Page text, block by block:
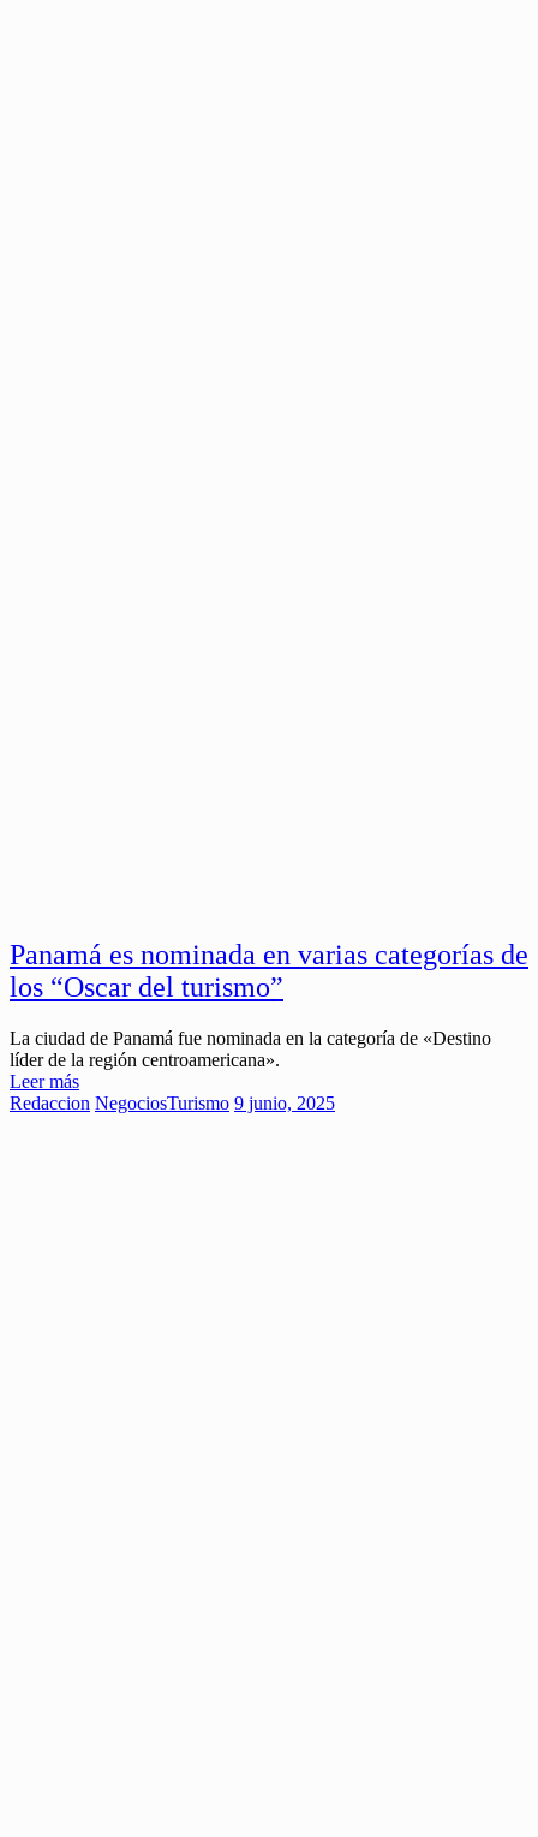
Panamá es nominada en varias categorías de
los “Oscar del turismo”
La ciudad de Panamá fue nominada en la categoría de «Destino
líder de la región centroamericana».
Leer más
Redaccion NegociosTurismo 9 junio, 2025